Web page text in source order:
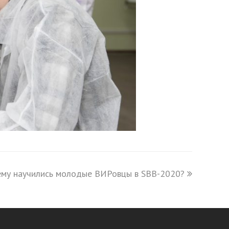
научились молодые ВИРовцы в SBB-2020?